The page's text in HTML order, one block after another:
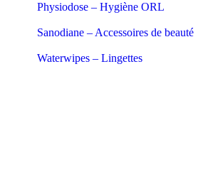
Physiodose – Hygiène ORL
Sanodiane – Accessoires de beauté
Waterwipes – Lingettes